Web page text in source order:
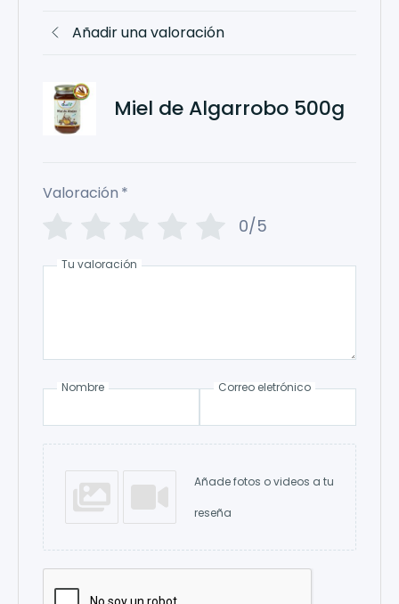
Añadir una valoración
Miel de Algarrobo 500g
Valoración *
0/5
Tu valoración
Nombre Correo eletrónico
Añade fotos o videos a tu
reseña